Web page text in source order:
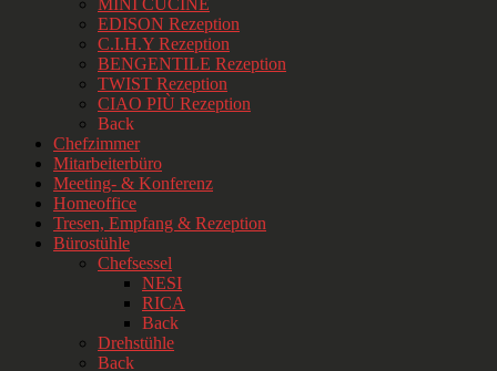
MINI CUCINE
EDISON Rezeption
C.I.H.Y Rezeption
BENGENTILE Rezeption
TWIST Rezeption
CIAO PIÙ Rezeption
Back
Chefzimmer
Mitarbeiterbüro
Meeting- & Konferenz
Homeoffice
Tresen, Empfang & Rezeption
Bürostühle
Chefsessel
NESI
RICA
Back
Drehstühle
Back